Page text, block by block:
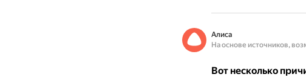
Алиса
На основе источников,
Вот несколько